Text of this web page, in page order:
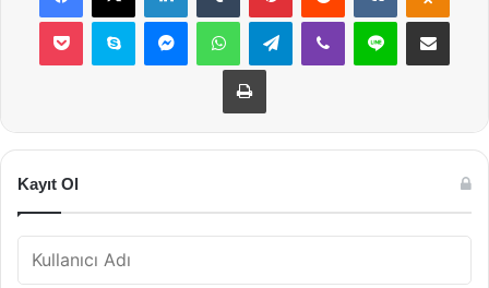
Pocket Skype MessengerWhatsAppTelegramViber Line E-Posta ile
Yazdır
Kayıt Ol